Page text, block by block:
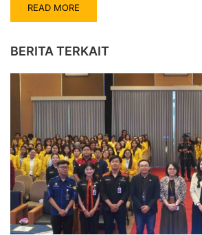
READ MORE
BERITA TERKAIT